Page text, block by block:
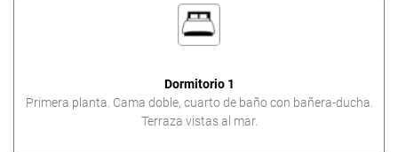
Dormitorio 1
Primera planta. Cama doble, cuarto de baño con bañera-ducha.
Terraza vistas al mar.